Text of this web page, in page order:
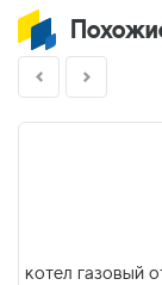
котел газовый